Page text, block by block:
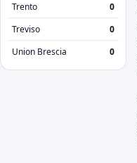
Trento
0
Treviso
0
Union Brescia
0